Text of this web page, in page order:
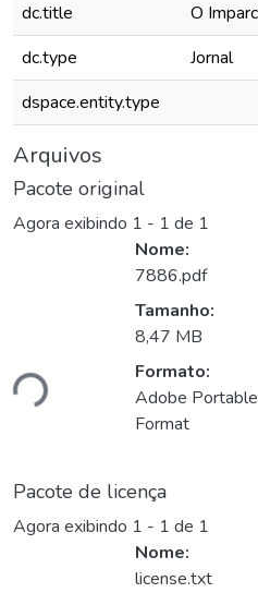
dc.title
O
dc.type
Jornal
dspace.entity.type
Arquivos
Pacote original
Agora exibindo 1 - 1 de 1
Nome:
7886.pdf
Tamanho:
8,47 MB
Formato:
Adobe
Format
Pacote de licença
Agora exibindo 1 - 1 de 1
Nome:
license.txt